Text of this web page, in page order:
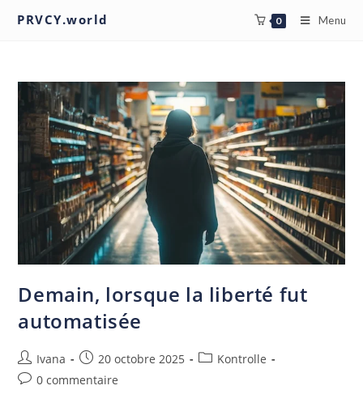
PRVCY.world 0 Menu
Demain, lorsque la liberté fut
automatisée
Ivana 20 octobre 2025
Kontrolle
0 commentaire